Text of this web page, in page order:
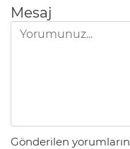
Mesaj
Gönderilen